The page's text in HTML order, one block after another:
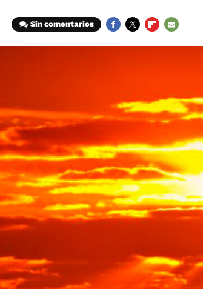
Sin comentarios